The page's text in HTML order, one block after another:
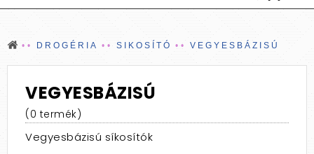
DROGÉRIA SIKOSÍTÓ VEGYESBÁZISÚ
VEGYESBÁZISÚ
(0 termék)
Vegyesbázisú síkosítók